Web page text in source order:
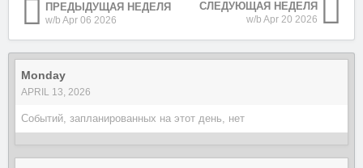
ПРЕДЫДУЩАЯ НЕДЕЛЯ
w/b Apr 06 2026
СЛЕДУЮЩАЯ НЕДЕЛЯ
w/b Apr 20 2026
Monday
APRIL 13, 2026
Событий, запланированных на этот день, нет